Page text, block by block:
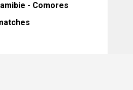
- Comores